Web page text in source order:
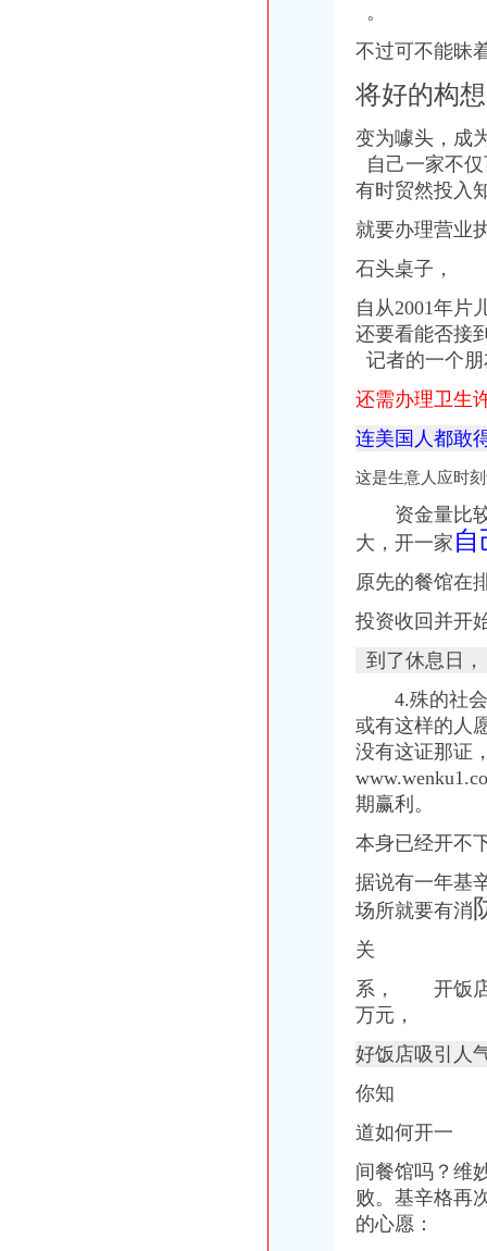
。
不过可不能昧
将好的构想
变为噱头，成
自己一家不
有时贸然投入
就要办理营业
石头桌子，
自从2001年
还要看能否接
记者的一个
还需办理卫生
连美国人都敢
这是生意人应时
资金量比
大， 开一家 自
原先的餐馆在
投资收回并开
到了休息日，
4.殊的社会
或有这样的人
没有这证那证
期赢利。
本身已经开不
据说有一年基
场所就要有消
关
系， 开饭店
万元，
好饭店吸引人
你知
道如何开一
间餐馆吗？维
败。基辛格再
的心愿：